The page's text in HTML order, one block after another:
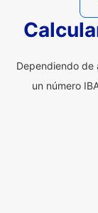
Dependiendo de
un número